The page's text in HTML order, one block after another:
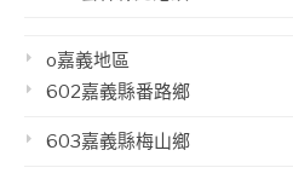
o嘉義地區
602嘉義縣番路鄉
603嘉義縣梅山鄉